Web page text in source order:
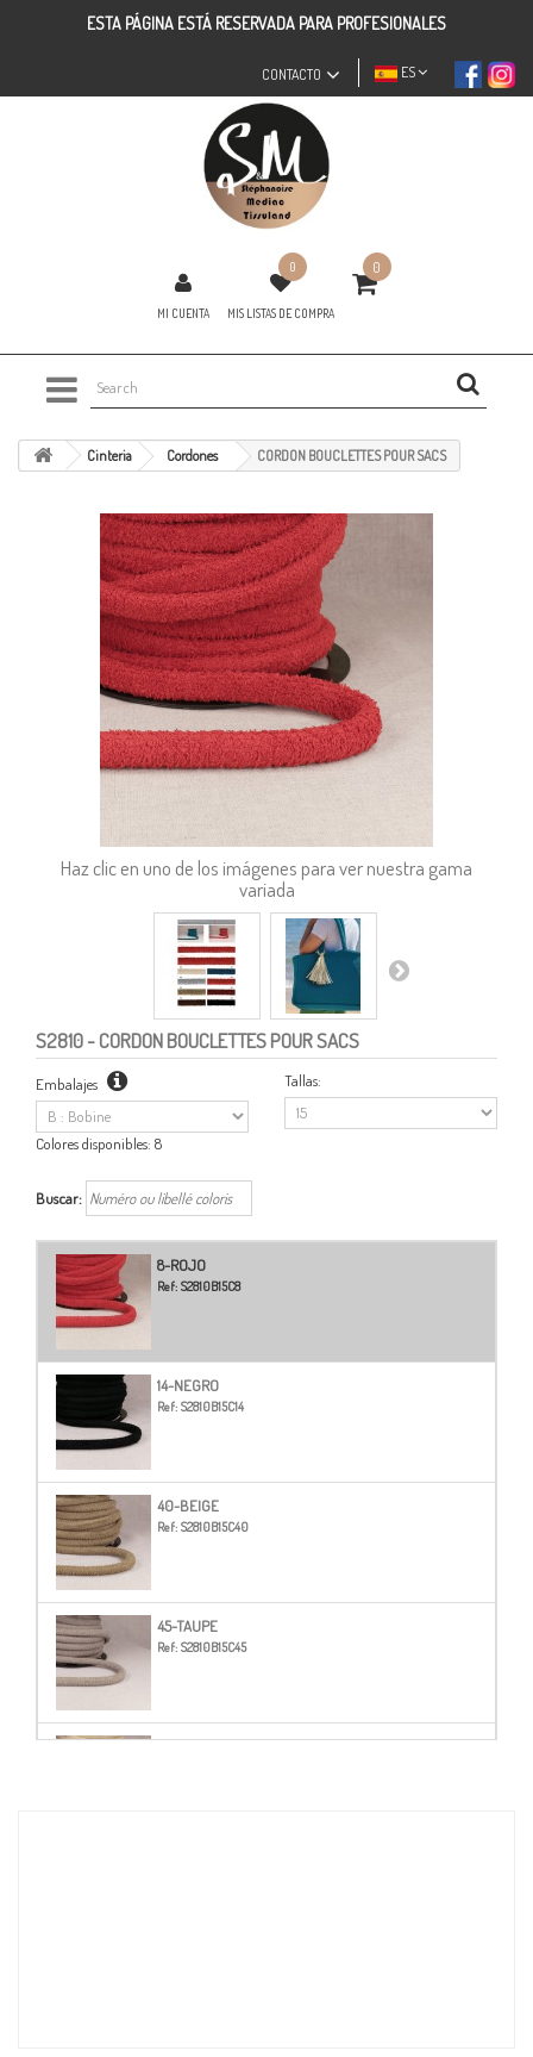
ESTA PÁGINA ESTÁ RESERVADA PARA PROFESIONALES
ES
CONTACTO
MI CUENTA
0
MIS LISTAS DE COMPRA
0
Cinteria Cordones CORDON BOUCLETTES POUR SACS
Haz clic en uno de los imágenes para ver nuestra gama
variada
S2810- CORDON BOUCLETTES POUR SACS
Embalajes Tallas:
Colores disponibles: 8
Buscar:
8-ROJO
Ref: S2810B15C8
14-NEGRO
Ref: S2810B15C14
40-BEIGE
Ref: S2810B15C40
45-TAUPE
Ref: S2810B15C45
51-CRUDO